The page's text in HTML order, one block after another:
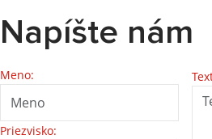
Napíšte nám
Meno:
Priezvisko: